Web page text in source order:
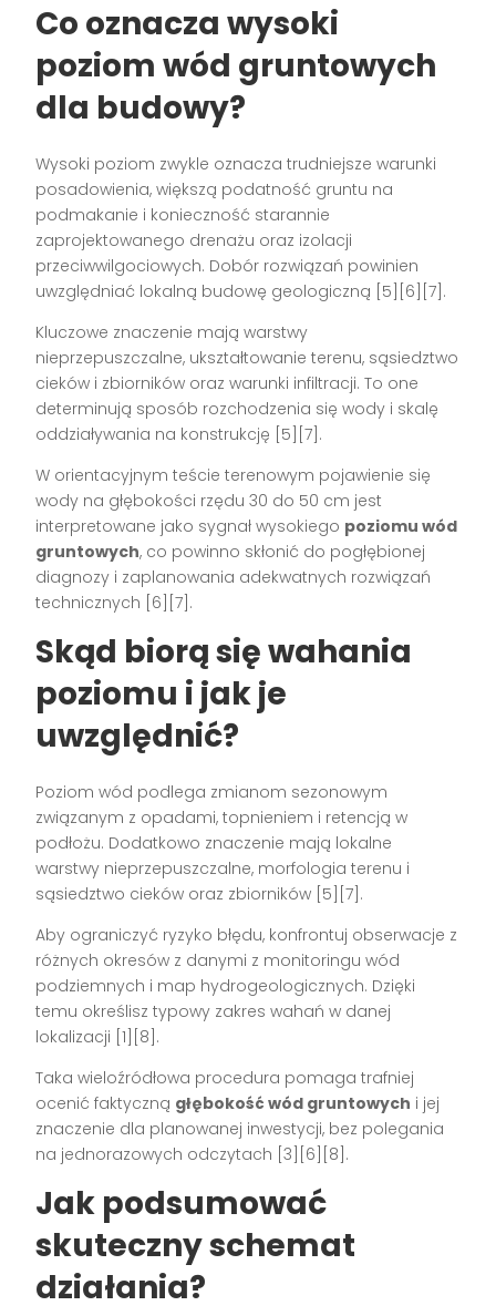
Co oznacza wysoki
poziom wód gruntowych
dla budowy?
Wysoki poziom zwykle oznacza trudniejsze warunki
posadowienia, większą podatność gruntu na
podmakanie i konieczność starannie
zaprojektowanego drenażu oraz izolacji
przeciwwilgociowych. Dobór rozwiązań powinien
uwzględniać lokalną budowę geologiczną [5][6][7].
Kluczowe znaczenie mają warstwy
nieprzepuszczalne, ukształtowanie terenu, sąsiedztwo
cieków i zbiorników oraz warunki infiltracji. To one
determinują sposób rozchodzenia się wody i skalę
oddziaływania na konstrukcję [5][7].
W orientacyjnym teście terenowym pojawienie się
wody na głębokości rzędu 30 do 50 cm jest
interpretowane jako sygnał wysokiego poziomu wód
gruntowych, co powinno skłonić do pogłębionej
diagnozy i zaplanowania adekwatnych rozwiązań
technicznych [6][7].
Skąd biorą się wahania
poziomu i jak je
uwzględnić?
Poziom wód podlega zmianom sezonowym
związanym z opadami, topnieniem i retencją w
podłożu. Dodatkowo znaczenie mają lokalne
warstwy nieprzepuszczalne, morfologia terenu i
sąsiedztwo cieków oraz zbiorników [5][7].
Aby ograniczyć ryzyko błędu, konfrontuj obserwacje z
różnych okresów z danymi z monitoringu wód
podziemnych i map hydrogeologicznych. Dzięki
temu określisz typowy zakres wahań w danej
lokalizacji [1][8].
Taka wieloźródłowa procedura pomaga trafniej
ocenić faktyczną głębokość wód gruntowych i jej
znaczenie dla planowanej inwestycji, bez polegania
na jednorazowych odczytach [3][6][8].
Jak podsumować
skuteczny schemat
działania?